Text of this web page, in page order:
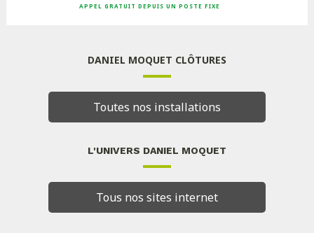
APPEL GRATUIT DEPUIS UN POSTE FIXE
DANIEL MOQUET CLÔTURES
Toutes nos installations
L'UNIVERS DANIEL MOQUET
Tous nos sites internet